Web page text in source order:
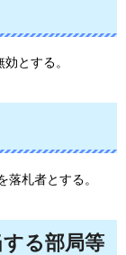
とする。
札者とする。
る部局等